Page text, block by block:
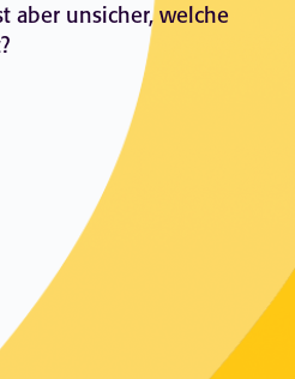
aber unsicher, welche